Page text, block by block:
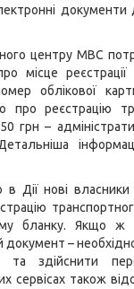
документи
центру МВС
місце реєстрації
облікової
про реєстрацію
грн –
в Дії нові
бланку. Якщо ж
–
здійснити
сервісах також